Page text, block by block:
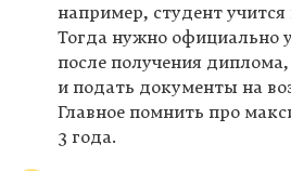
например, студент учится
Тогда нужно официально
после получения диплома,
и подать документы на
Главное помнить про
3 года.